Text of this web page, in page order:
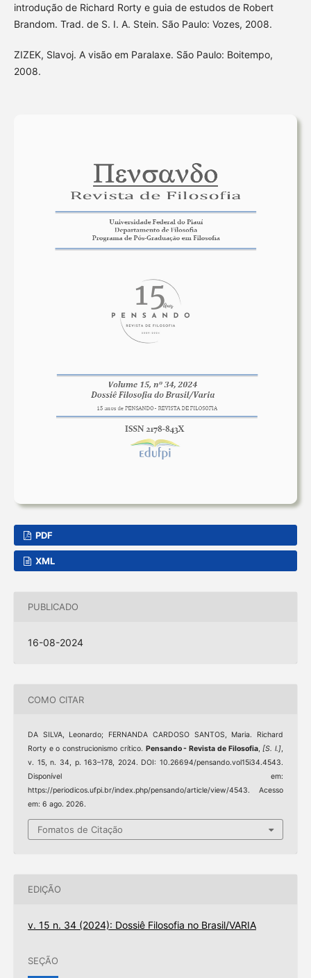
introdução de Richard Rorty e guia de estudos de Robert
Brandom. Trad. de S. I. A. Stein. São Paulo: Vozes, 2008.
ZIZEK, Slavoj. A visão em Paralaxe. São Paulo: Boitempo,
2008.
PDF
XML
PUBLICADO
16-08-2024
COMO CITAR
DA SILVA, Leonardo; FERNANDA CARDOSO SANTOS, Maria. Richard
Rorty e o construcionismo crítico. Pensando - Revista de Filosofia,[S. l.],
v. 15, n. 34, p. 163–178, 2024. DOI: 10.26694/pensando.vol15i34.4543.
Disponível em:
https://periodicos.ufpi.br/index.php/pensando/article/view/4543. Acesso
em: 6 ago. 2026.
Fomatos de Citação
EDIÇÃO
v. 15 n. 34 (2024): Dossiê Filosofia no Brasil/VARIA
SEÇÃO